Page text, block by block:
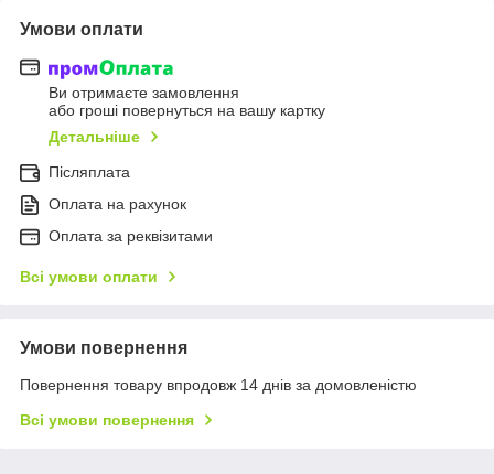
Умови оплати
Ви отримаєте замовлення
або гроші повернуться на вашу картку
Детальніше
Післяплата
Оплата на рахунок
Оплата за реквізитами
Всі умови оплати
Умови повернення
Повернення товару впродовж 14 днів за домовленістю
Всі умови повернення